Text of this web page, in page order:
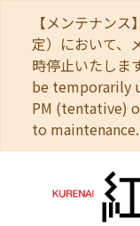
【メンテナン
定）において、
時停止いたし
be temporarily
PM (tentative)
to maintenance.